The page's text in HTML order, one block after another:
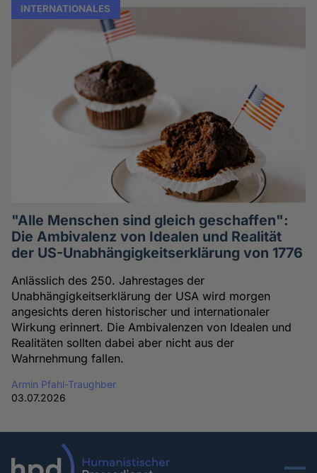
INTERNATIONALES
"Alle Menschen sind gleich geschaffen":
Die Ambivalenz von Idealen und Realität
der US-Unabhängigkeitserklärung von 1776
Anlässlich des 250. Jahrestages der
Unabhängigkeitserklärung der USA wird morgen
angesichts deren historischer und internationaler
Wirkung erinnert. Die Ambivalenzen von Idealen und
Realitäten sollten dabei aber nicht aus der
Wahrnehmung fallen.
Armin Pfahl-Traughber
03.07.2026